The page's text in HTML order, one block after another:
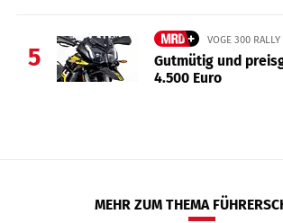
5
VOGE 300
Gutmütig und
4.500 Euro
MEHR ZUM THEMA